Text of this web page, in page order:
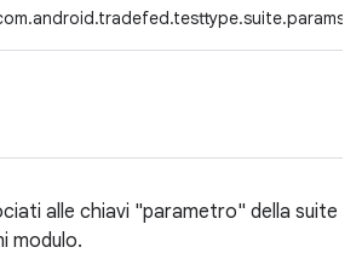
alle chiavi "parametro" della suite
modulo.